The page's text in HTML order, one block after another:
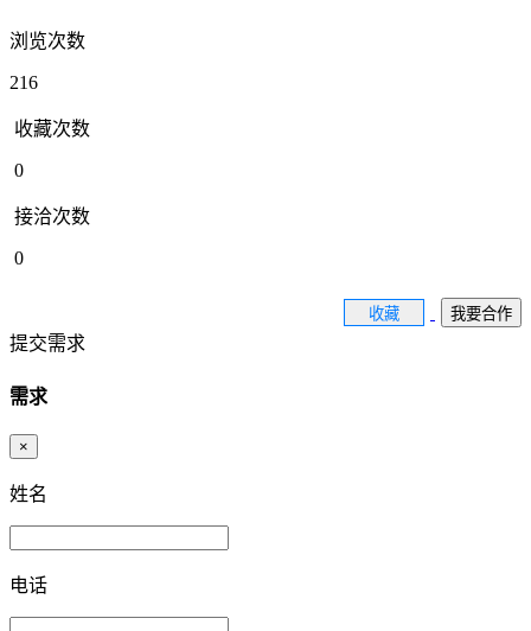
浏览次数
216
收藏次数
0
接洽次数
0
收藏 我要合作
提交需求
需求
×
姓名
电话